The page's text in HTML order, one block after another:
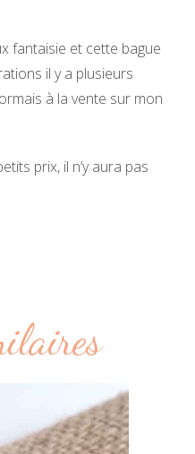
fantaisie et cette bague
il y a plusieurs
à la vente sur mon
prix, il n’y aura pas